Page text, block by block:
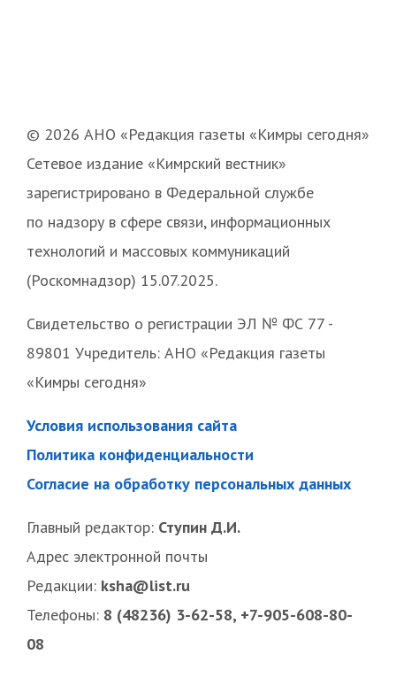
© 2026 АНО «Редакция газеты «Кимры сегодня»
Сетевое издание «Кимрский вестник»
зарегистрировано в Федеральной службе
по надзору в сфере связи, информационных
технологий и массовых коммуникаций
(Роскомнадзор) 15.07.2025.
Свидетельство о регистрации ЭЛ № ФС 77 -
89801 Учредитель: АНО «Редакция газеты
«Кимры сегодня»
Условия использования сайта
Политика конфиденциальности
Согласие на обработку персональных данных
Главный редактор: Ступин Д.И.
Адрес электронной почты
Редакции: ksha@list.ru
Телефоны: 8 (48236) 3-62-58, +7-905-608-80-
08